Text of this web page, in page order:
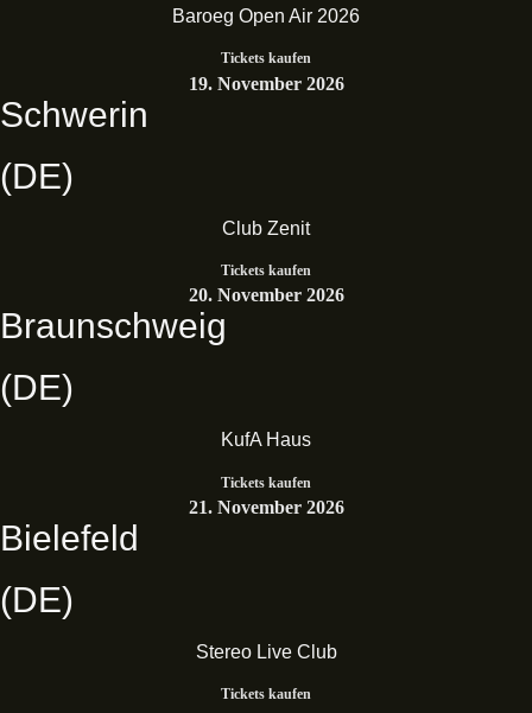
Baroeg Open Air 2026
Tickets kaufen
19. November 2026
Schwerin
(DE)
Club Zenit
Tickets kaufen
20. November 2026
Braunschweig
(DE)
KufA Haus
Tickets kaufen
21. November 2026
Bielefeld
(DE)
Stereo Live Club
Tickets kaufen